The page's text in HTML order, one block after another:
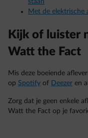
Met de
Kijk of luister
Watt the Fact
Mis deze boeiende
op Spotify of Deezer en
Zorg dat je geen enkele
Watt the Fact op je